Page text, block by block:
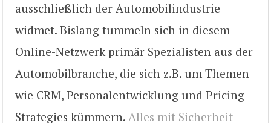
ausschließlich der Automobilindustrie
widmet. Bislang tummeln sich in diesem
Online-Netzwerk primär Spezialisten aus der
Automobilbranche, die sich z.B. um Themen
wie CRM, Personalentwicklung und Pricing
Strategies kümmern. Alles mit Sicherheit